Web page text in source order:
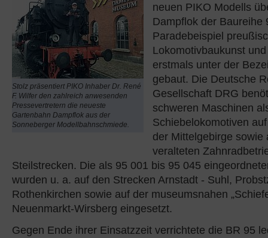
Stolz präsentiert PIKO Inhaber Dr. René
F. Wilfer den zahlreich anwesenden
Pressevertretern die neueste
Gartenbahn Dampflok aus der
Sonneberger Modellbahnschmiede.
neuen PIKO Modells
Dampflok der Baureihe
Paradebeispiel
Lokomotivbaukunst
erstmals unter der
gebaut. Die Deutsche
Gesellschaft DRG
schweren Maschinen
Schiebelokomotiven
der Mittelgebirge sowie
veralteten
Steilstrecken. Die als 95 001 bis 95 045
wurden u. a. auf den Strecken Arnstadt - Suhl,
Rothenkirchen sowie auf der museumsnahen
Neuenmarkt-Wirsberg eingesetzt.
Gegen Ende ihrer Einsatzzeit verrichtete die BR 95